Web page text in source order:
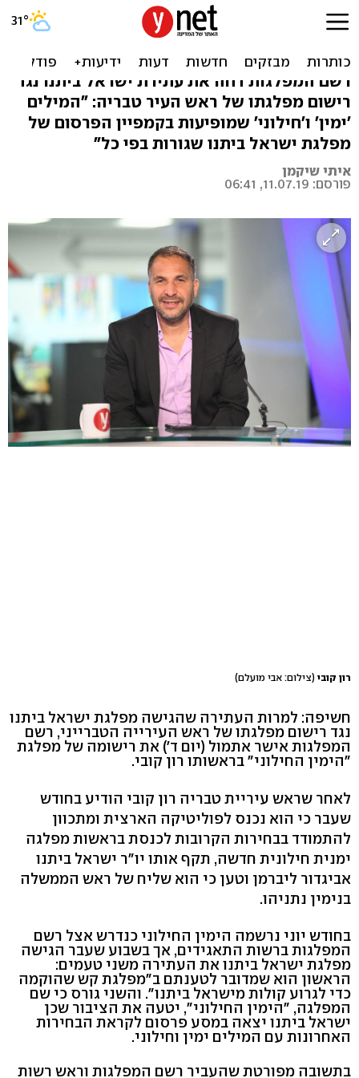
אושרה מפלגת "הימין
החילוני" של רון קובי
רשם המפלגות דחה את עתירת ישראל ביתנו נגד
רישום מפלגתו של ראש העיר טבריה: "המילים
'ימין' ו'חילוני' שמופיעות בקמפיין הפרסום של
מפלגת ישראל ביתנו שגורות בפי כל"
איתי שיקמן
פורסם: 11.07.19, 06:41
רון קובי (צילום: אבי מועלם)
חשיפה: למרות העתירה שהגישה מפלגת ישראל ביתנו
נגד רישום מפלגתו של ראש העירייה הטברייני, רשם
המפלגות אישר אתמול (יום ד') את רישומה של מפלגת
"הימין החילוני" בראשותו רון קובי.
לאחר שראש עיריית טבריה רון קובי הודיע בחודש
שעבר כי הוא נכנס לפוליטיקה הארצית ומתכוון
להתמודד בבחירות הקרובות לכנסת בראשות מפלגה
ימנית חילונית חדשה, תקף אותו יו"ר ישראל ביתנו
אביגדור ליברמן וטען כי הוא שליח של ראש הממשלה
בנימין נתניהו.
בחודש יוני נרשמה הימין החילוני כנדרש אצל רשם
המפלגות ברשות התאגידים, אך בשבוע שעבר הגישה
מפלגת ישראל ביתנו את העתירה משני טעמים:
הראשון הוא שמדובר לטענתם ב"מפלגת קש שהוקמה
כדי לגרוע קולות מישראל ביתנו". והשני גורס כי שם
המפלגה, "הימין החילוני", יטעה את הציבור שכן
ישראל ביתנו יצאה במסע פרסום לקראת הבחירות
האחרונות עם המילים ימין וחילוני.
בתשובה מפורטת שהעביר רשם המפלגות וראש רשות